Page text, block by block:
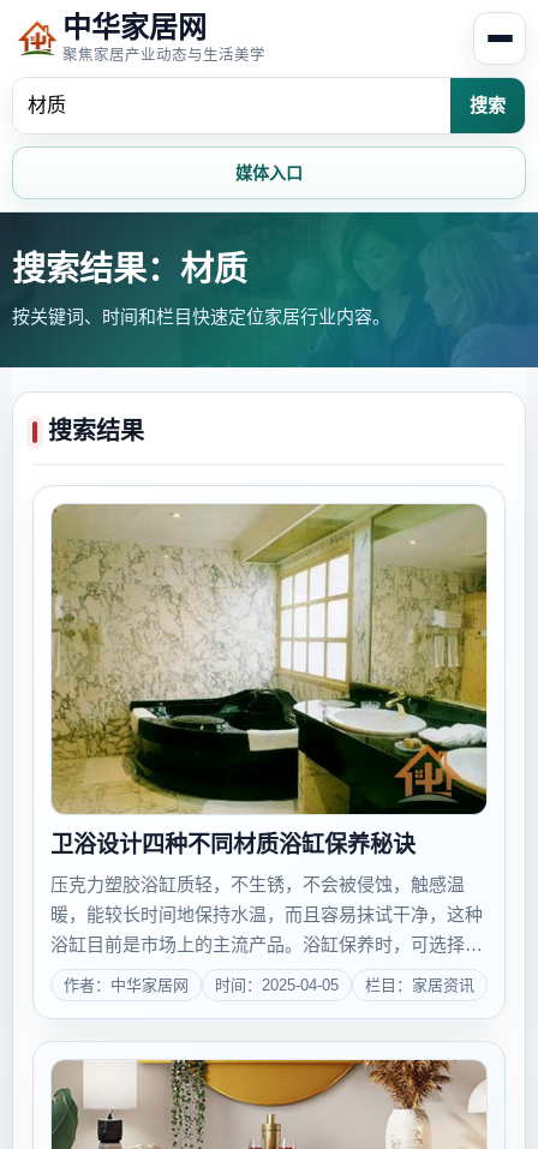
中华家居网
聚焦家居产业动态与生活美学
搜索
媒体入口
首页
家居风水 家居欣赏
家装攻略 创意家居
搜索结果：材质
按关键词、时间和栏目快速定位家居行业内容。
搜索结果
卫浴设计四种不同材质浴缸保养秘诀
压克力塑胶浴缸质轻，不生锈，不会被侵蚀，触感温
暖，能较长时间地保持水温，而且容易抹试干净，这种
浴缸目前是市场上的主流产品。浴缸保养时，可选择合
适的抛光机，1900转左右机型羊毛抛光盘，将蜡涂在抛
光盘上，而后对抛光部位打磨。在打磨前要先对表面进
作者：中华家居网 时间：2025-04-05 栏目：家居资讯